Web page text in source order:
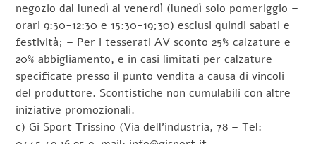
negozio dal lunedì al venerdì (lunedì solo pomeriggio –
orari 9:30-12:30 e 15:30-19;30) esclusi quindi sabati e
festività; – Per i tesserati AV sconto 25% calzature e
20% abbigliamento, e in casi limitati per calzature
specificate presso il punto vendita a causa di vincoli
del produttore. Scontistiche non cumulabili con altre
iniziative promozionali.
c) Gi Sport Trissino (Via dell’industria, 78 – Tel: